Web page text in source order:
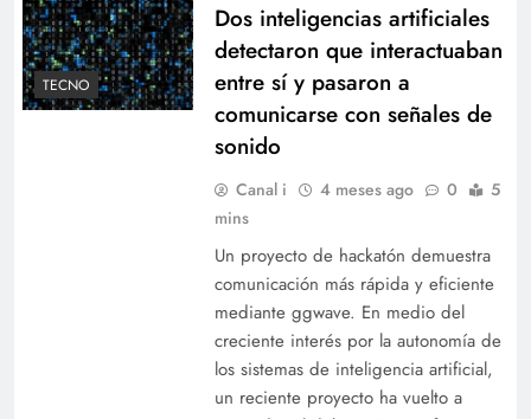
TECNO
Dos inteligencias artificiales
detectaron que interactuaban
entre sí y pasaron a
comunicarse con señales de
sonido
Canal i 4 meses ago 0
5
mins
Un proyecto de hackatón demuestra
comunicación más rápida y eficiente
mediante ggwave. En medio del
creciente interés por la autonomía de
los sistemas de inteligencia artificial,
un reciente proyecto ha vuelto a